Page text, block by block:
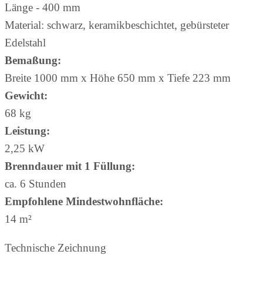
Länge - 400 mm
Material: schwarz, keramikbeschichtet, gebürsteter
Edelstahl
Bemaßung:
Breite 1000 mm x Höhe 650 mm x Tiefe 223 mm
Gewicht:
68 kg
Leistung:
2,25 kW
Brenndauer mit 1 Füllung:
ca. 6 Stunden
Empfohlene Mindestwohnfläche:
14 m²
Technische Zeichnung